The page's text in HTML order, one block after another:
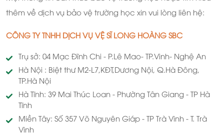
thêm về dịch vụ bảo vệ trường học xin vui lòng liên hệ:
CÔNG TY TNHH DỊCH VỤ VỆ SĨ LONG HOÀNG SBC
Trụ sở: 04 Mạc Đĩnh Chi - P.Lê Mao- TP.Vinh- Nghệ An
Hà Nội : Biệt thư M2-L7,KĐT,Dương Nội, Q.Hà Đông,
TP.Hà Nội
Hà Tĩnh: 39 Mai Thúc Loan - Phường Tân Giang - TP Hà
Tĩnh
Miền Tây: Số 357 Võ Nguyên Giáp - TP Trà Vinh - T. Trà
Vinh